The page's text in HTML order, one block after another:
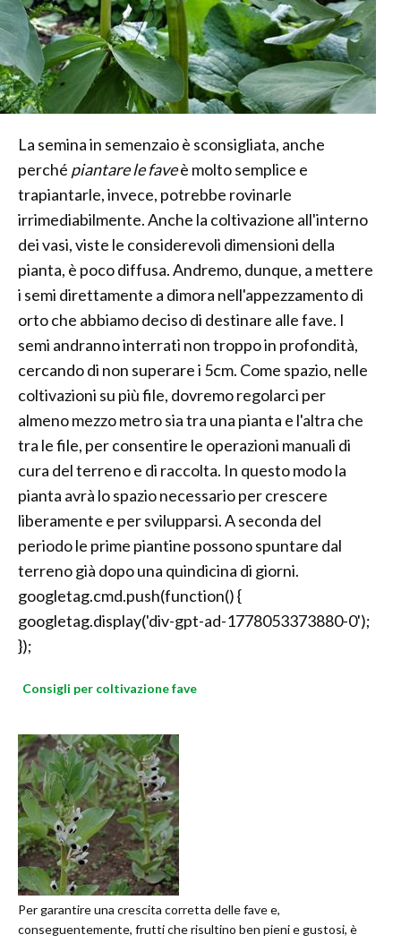
La semina in semenzaio è sconsigliata, anche
perché piantare le faveè molto semplice e
trapiantarle, invece, potrebbe rovinarle
irrimediabilmente. Anche la coltivazione all'interno
dei vasi, viste le considerevoli dimensioni della
pianta, è poco diffusa. Andremo, dunque, a mettere
i semi direttamente a dimora nell'appezzamento di
orto che abbiamo deciso di destinare alle fave. I
semi andranno interrati non troppo in profondità,
cercando di non superare i 5cm. Come spazio, nelle
coltivazioni su più file, dovremo regolarci per
almeno mezzo metro sia tra una pianta e l'altra che
tra le file, per consentire le operazioni manuali di
cura del terreno e di raccolta. In questo modo la
pianta avrà lo spazio necessario per crescere
liberamente e per svilupparsi. A seconda del
periodo le prime piantine possono spuntare dal
terreno già dopo una quindicina di giorni.
googletag.cmd.push(function() {
googletag.display('div-gpt-ad-1778053373880-0');
});
Consigli per coltivazione fave
Per garantire una crescita corretta delle fave e,
conseguentemente, frutti che risultino ben pieni e gustosi, è